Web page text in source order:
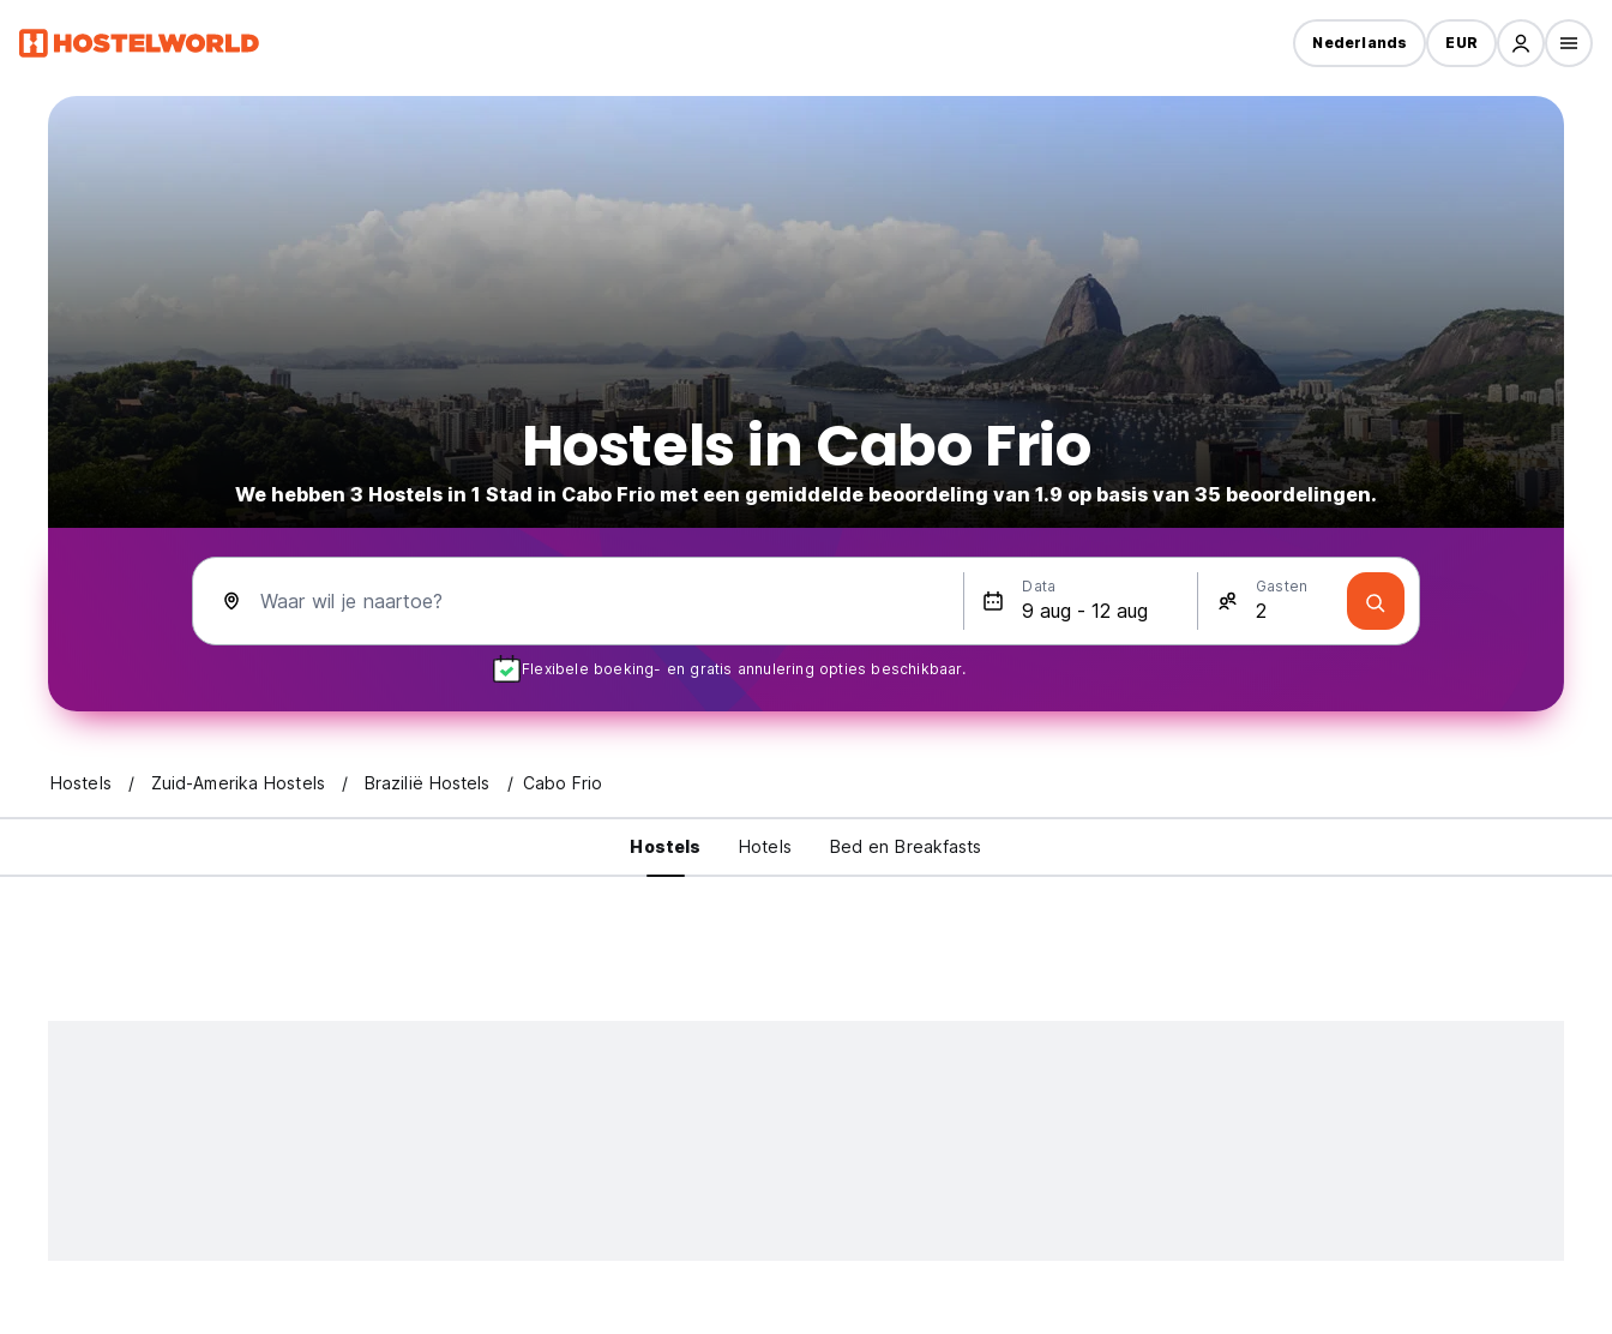
Nederlands EUR
Hostels in Cabo Frio
We hebben 3 Hostels in 1 Stad in Cabo Frio met een gemiddelde beoordeling van 1.9 op basis van 35 beoordelingen.
Waar wil je naartoe?
Data Gasten
Flexibele boeking- en gratis annulering opties beschikbaar.
Hostels Zuid-Amerika Hostels Brazilië Hostels Cabo Frio
Hostels Hotels Bed en Breakfasts